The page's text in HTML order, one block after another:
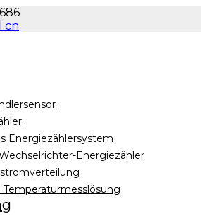
Energiezählersystem
Energiezähler
Temperaturmesslösung